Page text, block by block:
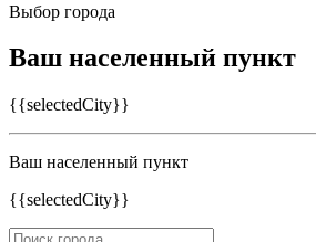
Выбор города
Ваш населенный пункт
{{selectedCity}}
Ваш населенный пункт
{{selectedCity}}